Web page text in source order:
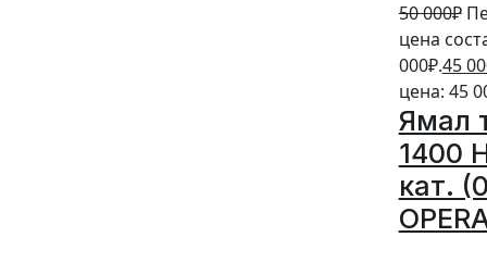
50 000₽
цена
000₽.45
цена: 45
Ямал
1400
кат.